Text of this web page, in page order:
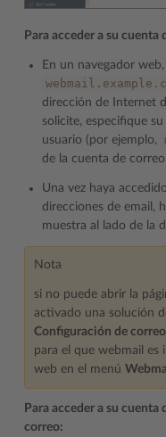
Para acceder a su
En un navegador
dirección de Internet
solicite, especifique
usuario (por ejemplo,
de la cuenta de
Una vez haya
direcciones de email,
muestra al lado de la
Nota
si no puede abrir la
activado una solución
Configuración de correo
para el que webmail es
web en el menú
Para acceder a su
correo: